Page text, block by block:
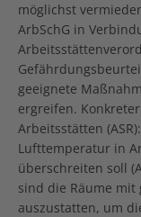
möglichst
ArbSchG in
geeignete
ergreifen.
Arbeitsstätten
Lufttemperatur in
überschreiten soll
sind die Räume mit
auszustatten, um